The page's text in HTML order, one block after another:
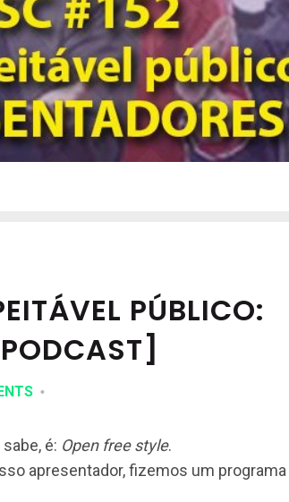
PÚBLICO:
é: Open free style.
apresentador, fizemos um